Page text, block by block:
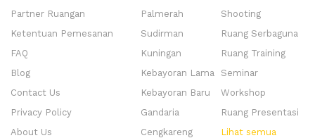
Partner Ruangan
Ketentuan Pemesanan
FAQ
Blog
Contact Us
Privacy Policy
About Us
Palmerah
Sudirman
Kuningan
Kebayoran Lama
Kebayoran Baru
Gandaria
Cengkareng
Shooting
Ruang Serbaguna
Ruang Training
Seminar
Workshop
Ruang Presentasi
Lihat semua